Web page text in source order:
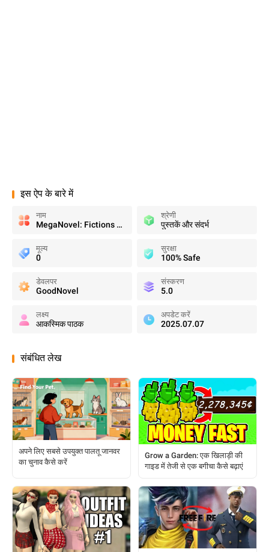
इस ऐप के बारे में
नाम
MegaNovel: Fictions & Webnovel
श्रेणी
पुस्तकें और संदर्भ
मूल्य
0
सुरक्षा
100% Safe
डेवलपर
GoodNovel
संस्करण
5.0
लक्ष्य
आकस्मिक पाठक
अपडेट करें
2025.07.07
संबंधित लेख
अपने लिए सबसे उपयुक्त पालतू जानवर
का चुनाव कैसे करें
Grow a Garden: एक खिलाड़ी की
गाइड में तेजी से एक बगीचा कैसे बढ़ाएं